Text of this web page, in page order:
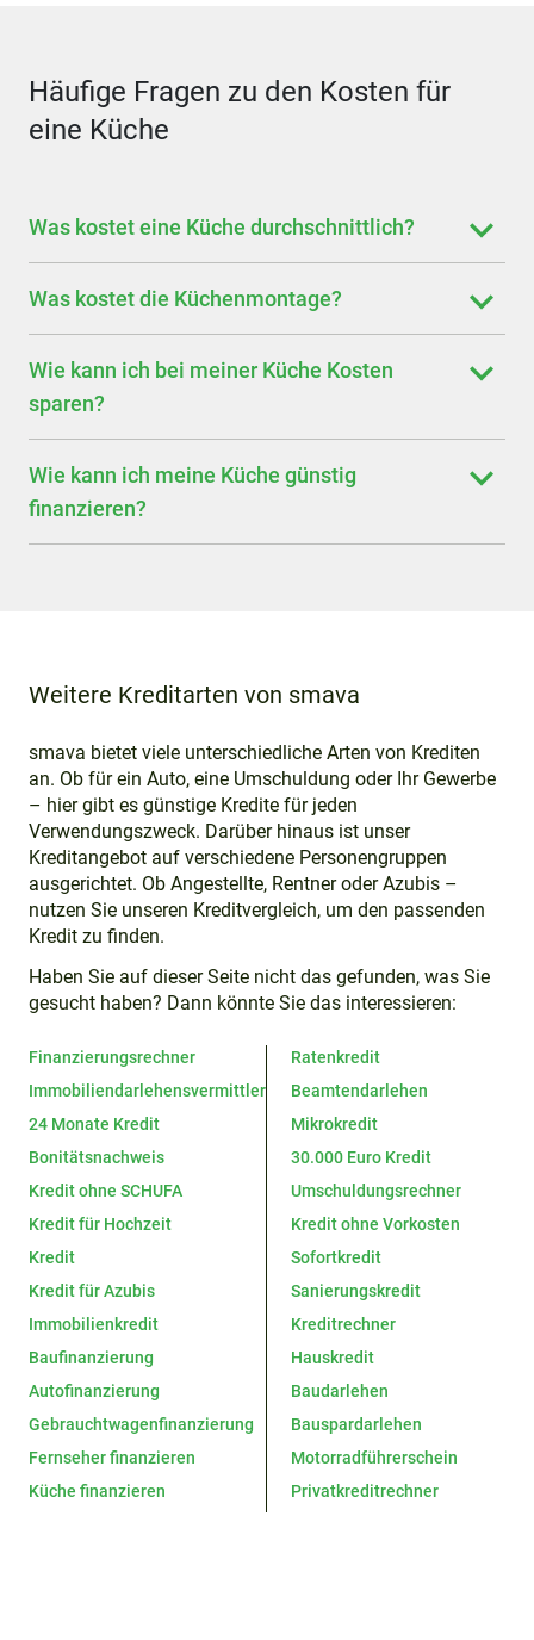
Häufige Fragen zu den Kosten für
eine Küche
Was kostet eine Küche durchschnittlich?
Was kostet die Küchenmontage?
Wie kann ich bei meiner Küche Kosten
sparen?
Wie kann ich meine Küche günstig
finanzieren?
Weitere Kreditarten von smava
smava bietet viele unterschiedliche Arten von Krediten
an. Ob für ein Auto, eine Umschuldung oder Ihr Gewerbe
– hier gibt es günstige Kredite für jeden
Verwendungszweck. Darüber hinaus ist unser
Kreditangebot auf verschiedene Personengruppen
ausgerichtet. Ob Angestellte, Rentner oder Azubis –
nutzen Sie unseren Kreditvergleich, um den passenden
Kredit zu finden.
Haben Sie auf dieser Seite nicht das gefunden, was Sie
gesucht haben? Dann könnte Sie das interessieren:
Finanzierungsrechner
Ratenkredit
Immobiliendarlehens­vermittler
Beamtendarlehen
24 Monate Kredit
Mikrokredit
Bonitätsnachweis
30.000 Euro Kredit
Kredit ohne SCHUFA
Umschuldungsrechner
Kredit für Hochzeit
Kredit ohne Vorkosten
Kredit
Sofortkredit
Kredit für Azubis
Sanierungskredit
Immobilienkredit
Kreditrechner
Baufinanzierung
Hauskredit
Autofinanzierung
Baudarlehen
Gebrauchtwagenfinanzierung
Bauspardarlehen
Fernseher finanzieren
Motorradführerschein
Küche finanzieren
Privatkreditrechner